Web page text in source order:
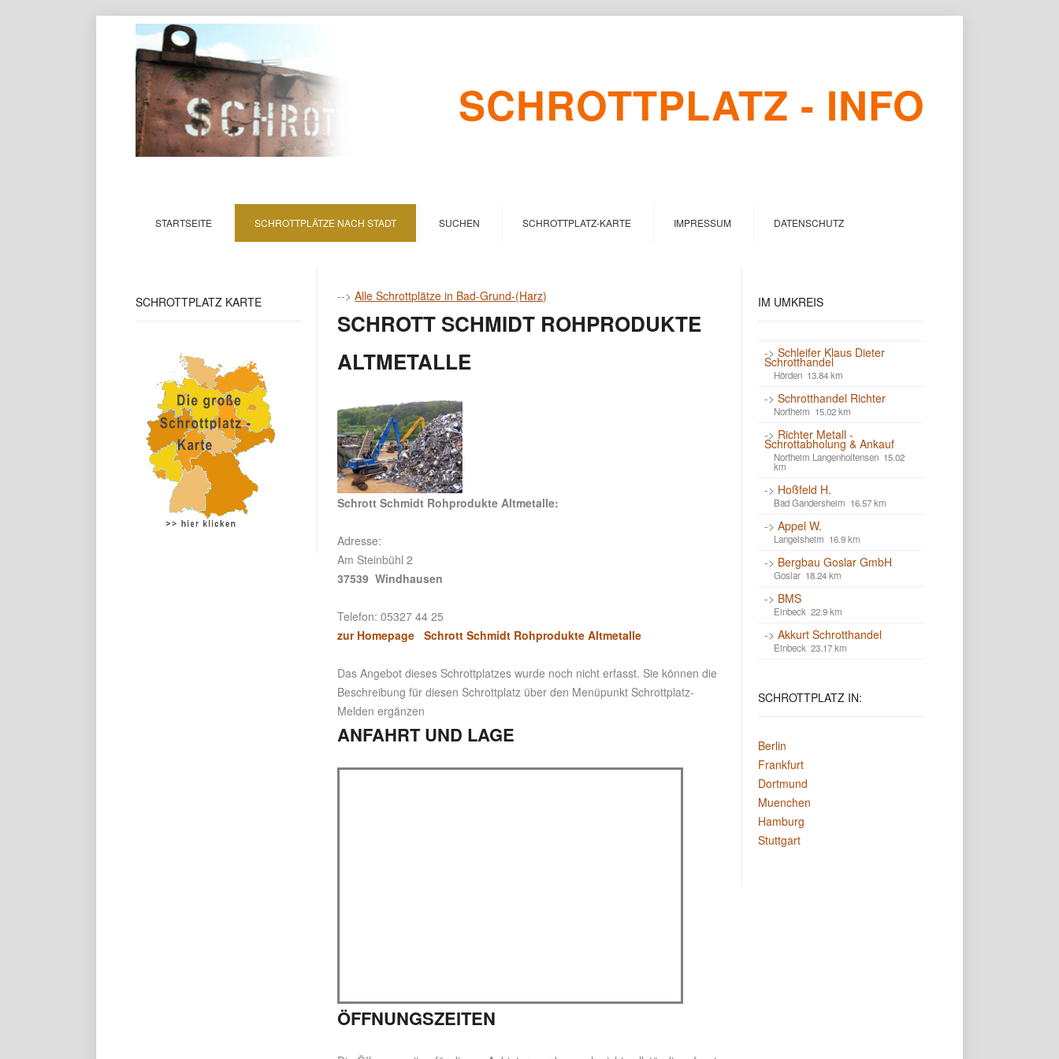
SCHROTTPLATZ - INFO
STARTSEITE SCHROTTPLÄTZE NACH STADT SUCHEN SCHROTTPLATZ-KARTE IMPRESSUM DATENSCHUTZ
SCHROTTPLATZ KARTE -->Alle Schrottplätze in Bad-Grund-(Harz)
SCHROTT SCHMIDT ROHPRODUKTE
ALTMETALLE
Schrott Schmidt Rohprodukte Altmetalle:
Adresse:
Am Steinbühl 2
37539 Windhausen
Telefon: 05327 44 25
zur Homepage Schrott Schmidt Rohprodukte Altmetalle
Das Angebot dieses Schrottplatzes wurde noch nicht erfasst. Sie können die
Beschreibung für diesen Schrottplatz über den Menüpunkt Schrottplatz-
Melden ergänzen
ANFAHRT UND LAGE
ÖFFNUNGSZEITEN
IM UMKREIS
->Schleifer Klaus Dieter
Schrotthandel
Hörden 13.84 km
->Schrotthandel Richter
Northeim 15.02 km
-> Richter Metall -
Schrottabholung & Ankauf
Northeim Langenholtensen 15.02
km
-> Hoßfeld H.
Bad Gandersheim 16.57 km
->Appel W.
Langelsheim 16.9 km
-> Bergbau Goslar GmbH
Goslar 18.24 km
-> BMS
Einbeck 22.9 km
->Akkurt Schrotthandel
Einbeck 23.17 km
SCHROTTPLATZ IN:
Berlin
Frankfurt
Dortmund
Muenchen
Hamburg
Stuttgart